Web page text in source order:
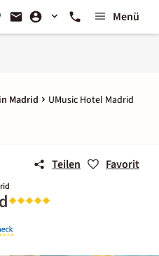
Menü
Madrid UMusic Hotel Madrid
Teilen Favorit